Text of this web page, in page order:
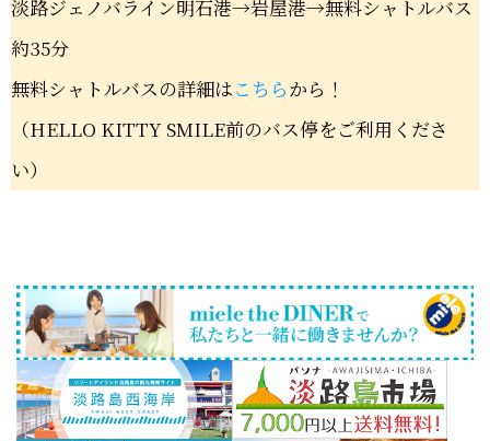
淡路ジェノバライン明石港→岩屋港→無料シャトルバス
約35分
無料シャトルバスの詳細はこちらから！
（HELLO KITTY SMILE前のバス停をご利用くださ
い）